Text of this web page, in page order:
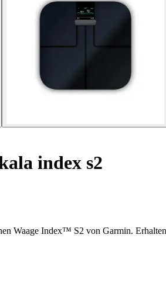
index s2
Waage Index™ S2 von Garmin.